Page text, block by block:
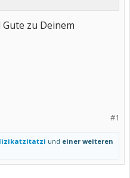
zu Deinem
#1
und einer weiteren